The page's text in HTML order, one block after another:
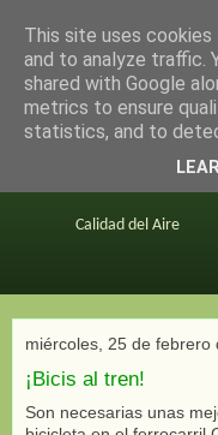
en bici
Este blog
Calidad del Aire
miércoles, 25 de febrero
¡Bicis al tren!
Son necesarias unas
This site uses
and to analyze traffic.
shared with Google
metrics to ensure
statistics, and to